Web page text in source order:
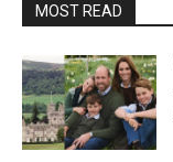
MOST READ